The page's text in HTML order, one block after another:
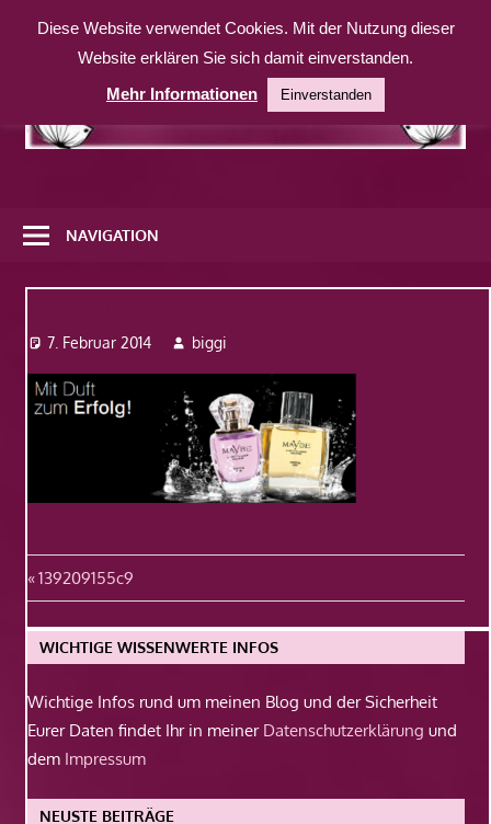
Inhalt
weitere
Website
NAVIGATION
7. Februar 2014 biggi
Beitragsnavigation
Vorheriger
Beitrag:
139209155c9
WICHTIGE WISSENWERTE INFOS
Wichtige Infos rund um meinen Blog und der Sicherheit
Eurer Daten findet Ihr in meiner Datenschutzerklärung und
dem Impressum
NEUSTE BEITRÄGE
Diese Website verwendet Cookies. Mit der Nutzung dieser
Website erklären Sie sich damit einverstanden.
Mehr Informationen
Einverstanden